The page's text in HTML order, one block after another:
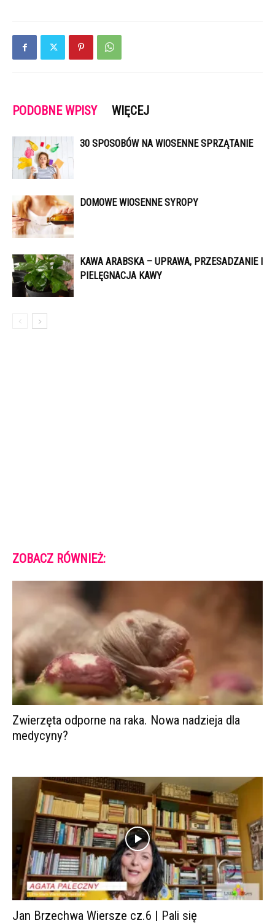
PODOBNE WPISY WIĘCEJ
30 SPOSOBÓW NA WIOSENNE SPRZĄTANIE
DOMOWE WIOSENNE SYROPY
KAWA ARABSKA – UPRAWA, PRZESADZANIE I
PIELĘGNACJA KAWY
ZOBACZ RÓWNIEŻ:
Zwierzęta odporne na raka. Nowa nadzieja dla
medycyny?
Jan Brzechwa Wiersze cz.6 | Pali się